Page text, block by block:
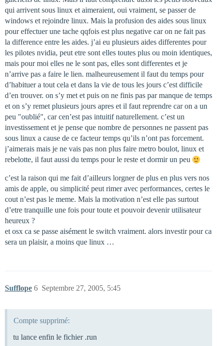
qui arrivent sous linux et aimeraient, oui vraiment, se passer de
windows et rejoindre linux. Mais la profusion des aides sous linux
pour effectuer une tache qqfois est plus negative car on ne fait pas
la difference entre les aides. j’ai eu plusieurs aides differentes pour
les pilotes nvidia, peut etre sont elles toutes plus ou moin identiques,
mais pour moi elles ne le sont pas, elles sont differentes et je
n’arrive pas a faire le lien. malheureusement il faut du temps pour
d’habituer a tout cela et dans la vie de tous les jours c’est difficile
d’en trouver. on s’y met et puis on ne finis pas par manque de temps
et on s’y remet plusieurs jours apres et il faut reprendre car on a un
peu "oublié", car cen’est pas intuitif naturellement. c’est un
investissement et je pense que nombre de personnes ne passent pas
sous linux a cause de ce facteur temps qu’ils n’ont pas forcement.
j’aimerais mais je ne vais pas non plus faire metro boulot, linux et
rebelotte, il faut aussi du temps pour le reste et dormir un peu
c’est la raison qui me fait d’ailleurs lorgner de plus en plus vers nos
amis de apple, ou simplicité peut rimer avec performances, certes le
cout n’est pas le meme. Mais la motivation n’est elle pas surtout
d’etre tranquille une fois pour toute et pouvoir devenir utilisateur
heureux ?
et osx ca se passe aisément le switch vraiment. alors investir pour ca
sera un plaisir, a moins que linux …
Sufflope Septembre 27, 2005, 5:45
6
Compte supprimé:
tu lance enfin le fichier .run